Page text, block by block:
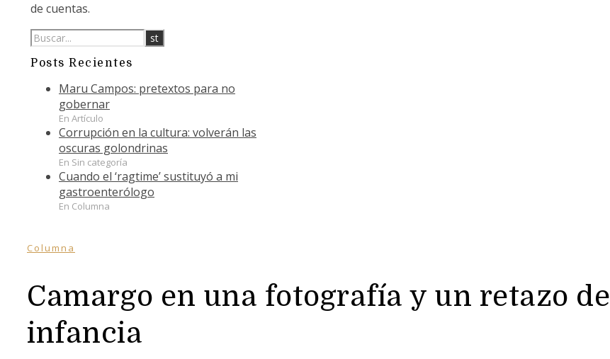
de cuentas.
Posts Recientes
Maru Campos: pretextos para no
gobernar
En Artículo
Corrupción en la cultura: volverán las
oscuras golondrinas
En Sin categoría
Cuando el ‘ragtime’ sustituyó a mi
gastroenterólogo
En Columna
Columna
Camargo en una fotografía y un retazo de
infancia